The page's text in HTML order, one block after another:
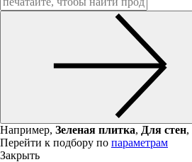
Например, Зеленая плитка, Для стен,
Перейти к подбору по параметрам
Закрыть